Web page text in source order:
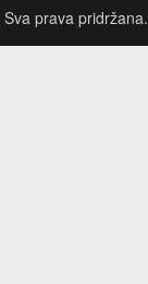
Sva prava pridržana.